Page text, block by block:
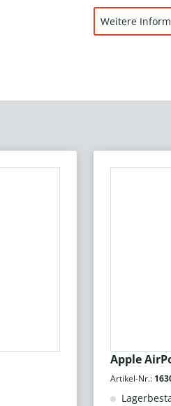
Weitere
Apple
Artikel-Nr.: